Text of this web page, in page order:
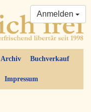
Archiv Buchverkauf
Impressum
Anmelden